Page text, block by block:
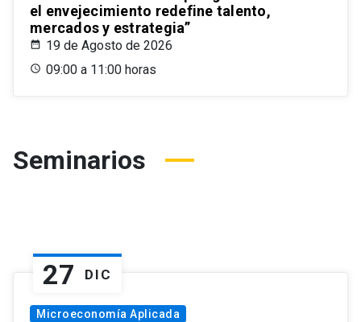
el envejecimiento redefine talento,
mercados y estrategia”
19 de Agosto de 2026
09:00 a 11:00 horas
Seminarios
27 DIC
Microeconomía Aplicada